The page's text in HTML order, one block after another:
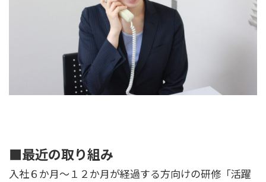
■最近の取り組み
入社６か月～１２か月が経過する方向けの研修「活躍